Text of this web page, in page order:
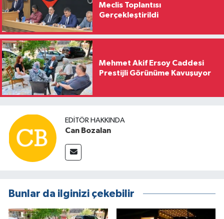
Meclis Toplantısı
Gerçekleştirildi
Mehmet Akif Ersoy Caddesi
Prestijli Görünüme Kavuşuyor
EDITÖR HAKKINDA
Can Bozalan
Bunlar da ilginizi çekebilir